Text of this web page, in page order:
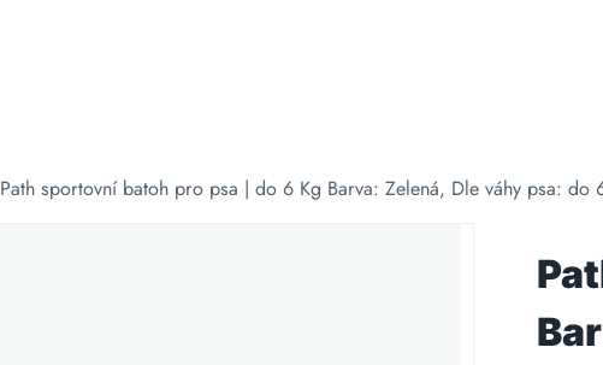
Path sportovní batoh pro psa | do 6 Kg Barva: Zelená, Dle váhy psa: do